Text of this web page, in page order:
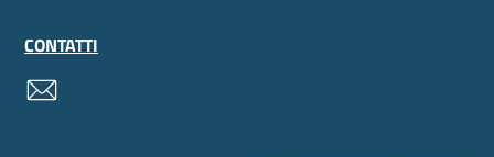
CONTATTI